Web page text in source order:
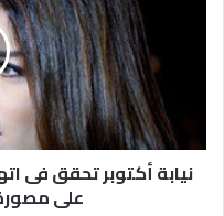
نيابة أكتوبر تحقق فى
على